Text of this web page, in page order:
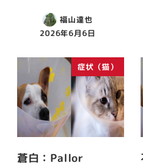
福山達也
2026年6月6日
症状（猫）
蒼白：Pallor